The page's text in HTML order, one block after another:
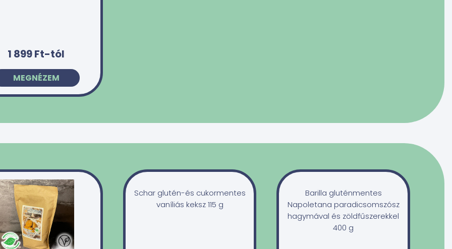
1 899 Ft-tól
MEGNÉZEM
Schar glutén-és cukormentes
vaníliás keksz 115 g
Barilla gluténmentes
Napoletana paradicsomszósz
hagymával és zöldfűszerekkel
400 g